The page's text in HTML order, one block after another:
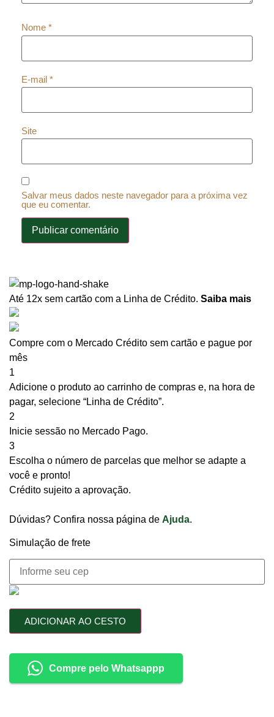
Nome *
E-mail *
Site
Salvar meus dados neste navegador para a próxima vez
que eu comentar.
Até 12x sem cartão com a Linha de Crédito. Saiba mais
Compre com o Mercado Crédito sem cartão e pague por
mês
1
Adicione o produto ao carrinho de compras e, na hora de
pagar, selecione “Linha de Crédito”.
2
Inicie sessão no Mercado Pago.
3
Escolha o número de parcelas que melhor se adapte a
você e pronto!
Crédito sujeito a aprovação.
Dúvidas? Confira nossa página de Ajuda.
Simulação de frete
ADICIONAR AO CESTO
Compre pelo Whatsappp